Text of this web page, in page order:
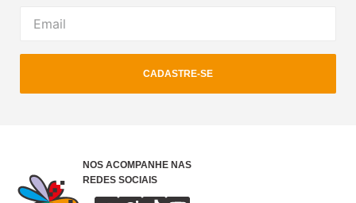
CADASTRE-SE
NOS ACOMPANHE NAS
REDES SOCIAIS